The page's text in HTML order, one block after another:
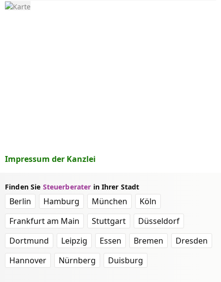
Impressum der Kanzlei
Finden Sie Steuerberater in Ihrer Stadt
Berlin Hamburg München
Köln
Frankfurt am Main
Stuttgart
Düsseldorf
Dortmund
Leipzig Essen Bremen
Dresden
Hannover
Nürnberg Duisburg